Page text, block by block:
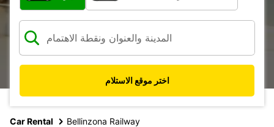
اختر موقع الاستلام
Car Rental Bellinzona Railway